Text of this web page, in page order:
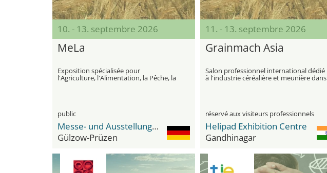
10. - 13. septembre 2026
MeLa
Exposition spécialisée pour
l'Agriculture, l'Alimentation, la Pêche, la
Sylviculture, la Chasse et l'Horticulture
public
Messe- und Ausstellungszentrum Mühlengeez
Gülzow-Prüzen
11. - 13. septembre 2026
Grainmach Asia
Salon professionnel international dédié
à l'industrie céréalière et meunière dans
réservé aux visiteurs professionnels
Helipad Exhibition Centre
Gandhinagar